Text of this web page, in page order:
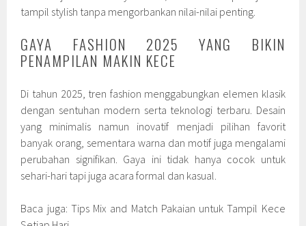
tampil stylish tanpa mengorbankan nilai-nilai penting.
GAYA FASHION 2025 YANG BIKIN
PENAMPILAN MAKIN KECE
Di tahun 2025, tren fashion menggabungkan elemen klasik
dengan sentuhan modern serta teknologi terbaru. Desain
yang minimalis namun inovatif menjadi pilihan favorit
banyak orang, sementara warna dan motif juga mengalami
perubahan signifikan. Gaya ini tidak hanya cocok untuk
sehari-hari tapi juga acara formal dan kasual.
Baca juga: Tips Mix and Match Pakaian untuk Tampil Kece